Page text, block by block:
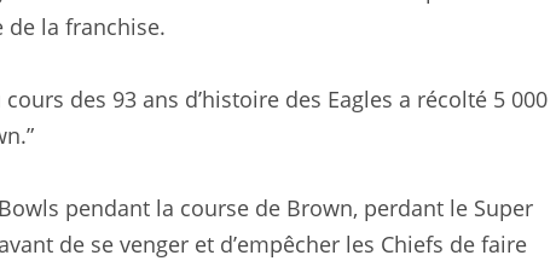
de la franchise.
des 93 ans d’histoire des Eagles a récolté 5 000
pendant la course de Brown, perdant le Super
de se venger et d’empêcher les Chiefs de faire